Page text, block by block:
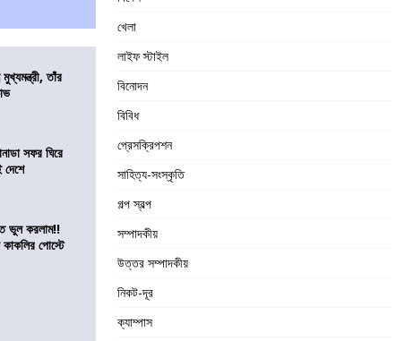
তাঁর
সফর ঘিরে
দেশে
ভুল করলাম!!
পোস্টে
খেলা
লাইফ স্টাইল
বিনোদন
বিবিধ
প্রেসক্রিপশন
সাহিত্য-সংস্কৃতি
গল্প স্বল্প
সম্পাদকীয়
উত্তর সম্পাদকীয়
নিকট-দূর
ক্যাম্পাস